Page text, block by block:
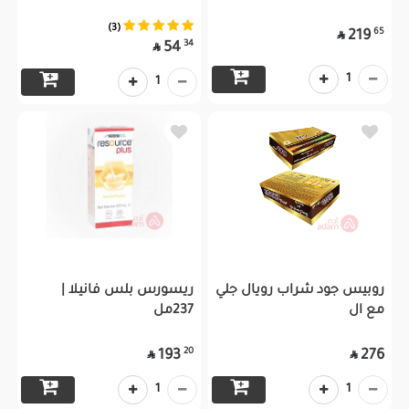
65
219

1
(3)
34
54

1
روبيس جود شراب رويال جلي
مع ال
276

1
ريسورس بلس فانيلا |
237مل
20
193

1